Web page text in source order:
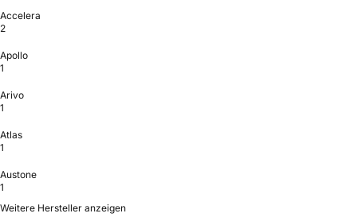
Accelera
2
Apollo
1
Arivo
1
Atlas
1
Austone
1
Weitere Hersteller anzeigen